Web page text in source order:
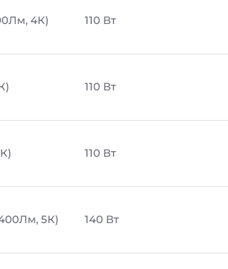
4К) 110 Вт
110 Вт
110 Вт
5К) 140 Вт